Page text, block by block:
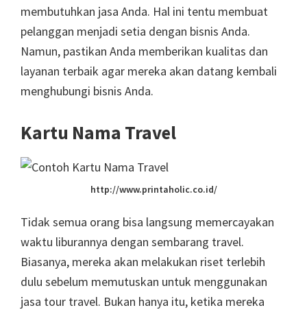
membutuhkan jasa Anda. Hal ini tentu membuat
pelanggan menjadi setia dengan bisnis Anda.
Namun, pastikan Anda memberikan kualitas dan
layanan terbaik agar mereka akan datang kembali
menghubungi bisnis Anda.
Kartu Nama Travel
http://www.printaholic.co.id/
Tidak semua orang bisa langsung memercayakan
waktu liburannya dengan sembarang travel.
Biasanya, mereka akan melakukan riset terlebih
dulu sebelum memutuskan untuk menggunakan
jasa tour travel. Bukan hanya itu, ketika mereka